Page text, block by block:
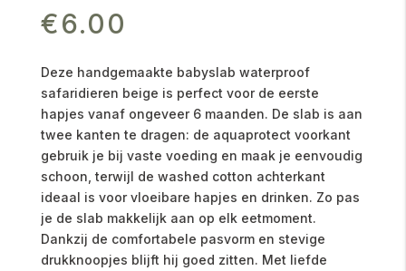
€6.00
Deze handgemaakte babyslab waterproof
safaridieren beige is perfect voor de eerste
hapjes vanaf ongeveer 6 maanden. De slab is aan
twee kanten te dragen: de aquaprotect voorkant
gebruik je bij vaste voeding en maak je eenvoudig
schoon, terwijl de washed cotton achterkant
ideaal is voor vloeibare hapjes en drinken. Zo pas
je de slab makkelijk aan op elk eetmoment.
Dankzij de comfortabele pasvorm en stevige
drukknoopjes blijft hij goed zitten. Met liefde